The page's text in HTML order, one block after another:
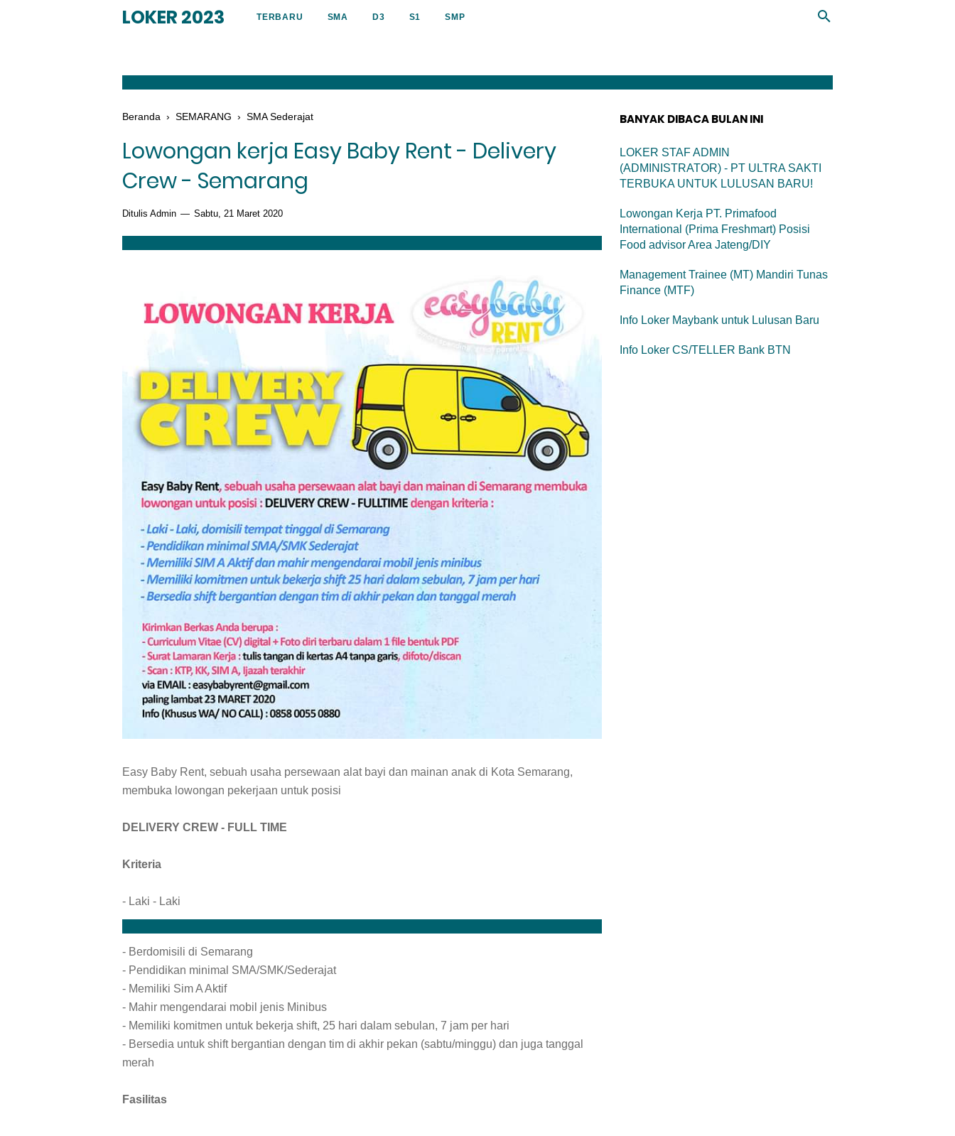
LOKER 2023 TERBARU SMA D3 S1 SMP
Beranda › SEMARANG › SMA Sederajat
Lowongan kerja Easy Baby Rent - Delivery
Crew - Semarang
Ditulis Admin Sabtu, 21 Maret 2020
Easy Baby Rent, sebuah usaha persewaan alat bayi dan mainan anak di Kota Semarang,
membuka lowongan pekerjaan untuk posisi
DELIVERY CREW - FULL TIME
Kriteria
- Laki - Laki
- Berdomisili di Semarang
- Pendidikan minimal SMA/SMK/Sederajat
- Memiliki Sim A Aktif
- Mahir mengendarai mobil jenis Minibus
- Memiliki komitmen untuk bekerja shift, 25 hari dalam sebulan, 7 jam per hari
- Bersedia untuk shift bergantian dengan tim di akhir pekan (sabtu/minggu) dan juga tanggal
merah
Fasilitas
BANYAK DIBACA BULAN INI
LOKER STAF ADMIN
(ADMINISTRATOR) - PT ULTRA SAKTI
TERBUKA UNTUK LULUSAN BARU!
Lowongan Kerja PT. Primafood
International (Prima Freshmart) Posisi
Food advisor Area Jateng/DIY
Management Trainee (MT) Mandiri Tunas
Finance (MTF)
Info Loker Maybank untuk Lulusan Baru
Info Loker CS/TELLER Bank BTN